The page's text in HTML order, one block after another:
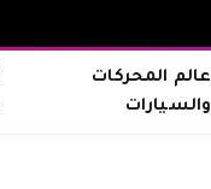
عالم المحركات
والسيارات